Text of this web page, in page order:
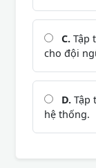
C. Tập
cho đội
D. Tập
hệ thống.